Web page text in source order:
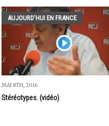
AUJOURD'HUI EN FRANCE
MAI 8TH, 2016
Stéréotypes. (vidéo)